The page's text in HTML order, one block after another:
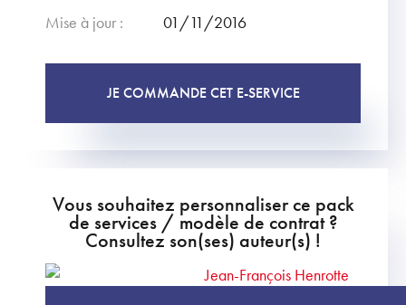
Mise à jour :
01/11/2016
JE COMMANDE CET E-SERVICE
Vous souhaitez personnaliser ce pack
de services / modèle de contrat ?
Consultez son(ses) auteur(s) !